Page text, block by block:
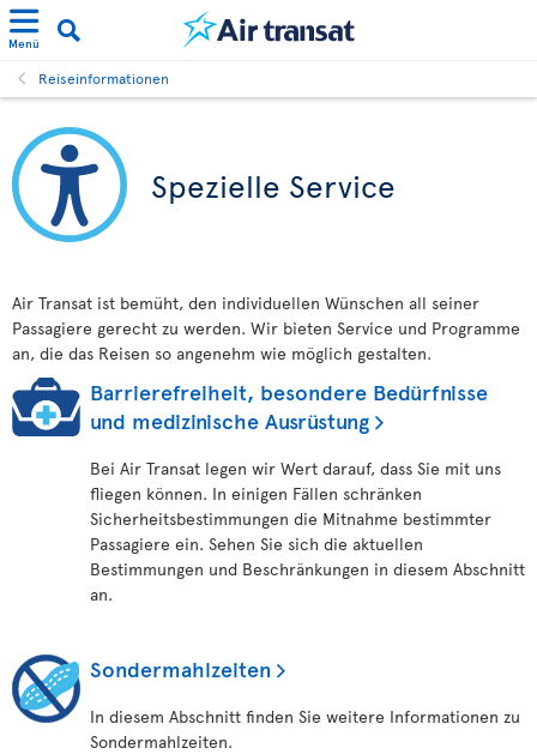
Menü
Reiseinformationen
Spezielle Service
Air Transat ist bemüht, den individuellen Wünschen all seiner
Passagiere gerecht zu werden. Wir bieten Service und Programme
an, die das Reisen so angenehm wie möglich gestalten.
Barrierefreiheit, besondere Bedürfnisse
und medizinische Ausrüstung
Bei Air Transat legen wir Wert darauf, dass Sie mit uns
fliegen können. In einigen Fällen schränken
Sicherheitsbestimmungen die Mitnahme bestimmter
Passagiere ein. Sehen Sie sich die aktuellen
Bestimmungen und Beschränkungen in diesem Abschnitt
an.
Sondermahlzeiten
In diesem Abschnitt finden Sie weitere Informationen zu
Sondermahlzeiten.